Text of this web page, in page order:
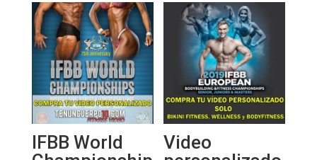
IFBB World
Video